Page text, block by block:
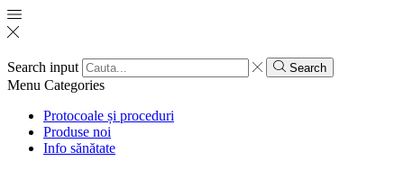
Search input Search
Menu Categories
Protocoale și proceduri
Produse noi
Info sănătate